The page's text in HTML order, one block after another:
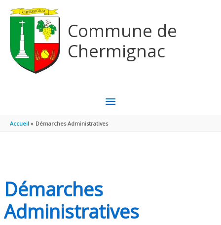
Commune de
Chermignac
MENU
PRINCIPAL
Accueil Démarches Administratives
Démarches
Administratives